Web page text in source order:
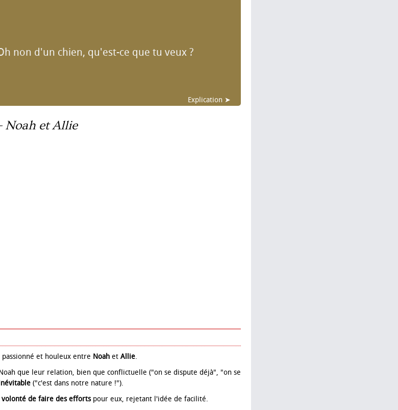
non d'un chien, qu'est-ce que tu veux ?
Explication ➤
Noah et Allie
et houleux entre Noah et Allie.
que leur relation, bien que conflictuelle ("on se dispute déjà", "on se
("c'est dans notre nature !").
volonté de faire des effortspour eux, rejetant l'idée de facilité.